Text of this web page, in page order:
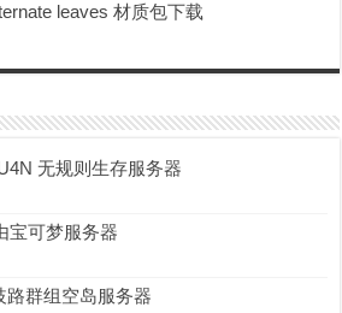
leaves 材质包下载
无规则生存服务器
宝可梦服务器
路群组空岛服务器